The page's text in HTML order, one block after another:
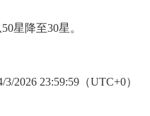
星降至30星。
2026 23:59:59（UTC+0）